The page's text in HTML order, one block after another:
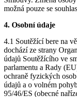
možná pouze se
4. Osobní údaje
4.1 Soutěžící bere na
dochází ze strany
údajů Soutěžícího ve
parlamentu a Rady
ochraně fyzických
údajů a o volném
95/46/ES (obecné